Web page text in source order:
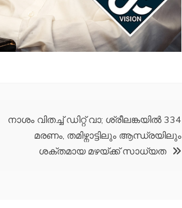
നാശം വിതച്ച്‌ ഡിറ്റ് വാ; ശ്രീലങ്കയില്‍ 334
മരണം, തമിഴ്നാട്ടിലും ആന്ധ്രയിലും
ശക്തമായ മഴയ്ക്ക് സാധ്യത